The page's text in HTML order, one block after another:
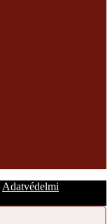
Adatvédelmi